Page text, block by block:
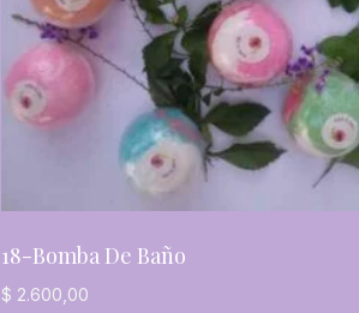
18-Bomba De Baño
$ 2.600,00